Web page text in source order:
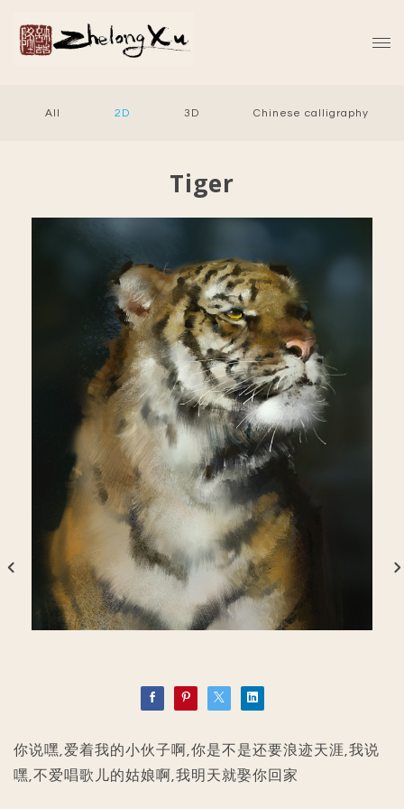
All 2D 3D Chinese calligraphy
Tiger
你说嘿,爱着我的小伙子啊,你是不是还要浪迹天涯,我说
嘿,不爱唱歌儿的姑娘啊,我明天就娶你回家